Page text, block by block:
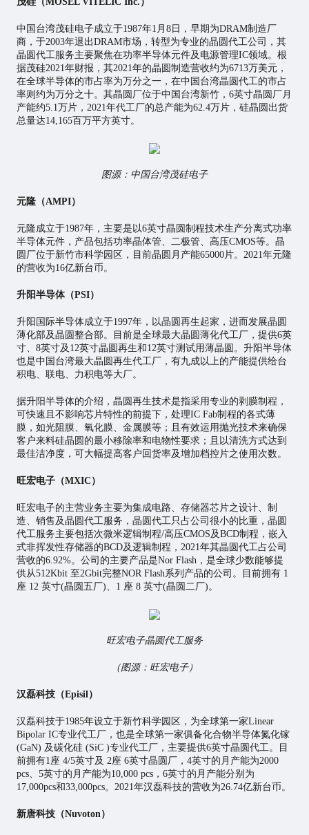
中国台湾茂硅电子成立于1987年1月8日，早期为DRAM制造厂
商，于2003年退出DRAM市场，转型为专业的晶圆代工公司，其
晶圆代工服务主要聚焦在功率半导体元件及电源管理IC领域。根
据茂硅2021年财报，其2021年的晶圆制造营收约为6713万美元，
在全球半导体的市占率为万分之一，在中国台湾晶圆代工的市占
率则约为万分之十。其晶圆厂位于中国台湾新竹，6英寸晶圆厂月
产能约5.1万片，2021年代工厂的总产能为62.4万片，硅晶圆出货
总量达14,165百万平方英寸。
图源：中国台湾茂硅电子
元隆（AMPI）
元隆成立于1987年，主要是以6英寸晶圆制程技术生产分离式功率
半导体元件，产品包括功率晶体管、二极管、高压CMOS等。晶
圆厂位于新竹市科学园区，目前晶圆月产能65000片。2021年元隆
的营收为16亿新台币。
升阳半导体（PSI）
升阳国际半导体成立于1997年，以晶圆再生起家，进而发展晶圆
薄化部及晶圆整合部。目前是全球最大晶圆薄化代工厂，提供6英
寸、8英寸及12英寸晶圆再生和12英寸测试用薄晶圆。升阳半导体
也是中国台湾最大晶圆再生代工厂，有九成以上的产能提供给台
积电、联电、力积电等大厂。
据升阳半导体的介绍，晶圆再生技术是指采用专业的剥膜制程，
可快速且不影响芯片特性的前提下，处理IC Fab制程的各式薄
膜，如光阻膜、氧化膜、金属膜等；且有效运用抛光技术来确保
客户来料硅晶圆的最小移除率和电物性要求；且以清洗方式达到
最佳洁净度，可大幅提高客户回货率及增加档控片之使用次数。
旺宏电子（MXIC）
旺宏电子的主营业务主要为集成电路、存储器芯片之设计、制
造、销售及晶圆代工服务，晶圆代工只占公司很小的比重，晶圆
代工服务主要包括次微米逻辑制程/高压CMOS及BCD制程，嵌入
式非挥发性存储器的BCD及逻辑制程，2021年其晶圆代工占公司
营收的6.92%。公司的主要产品是Nor Flash，是全球少数能够提
供从512Kbit 至2Gbit完整NOR Flash系列产品的公司。目前拥有 1
座 12 英寸(晶圆五厂)、1 座 8 英寸(晶圆二厂)。
旺宏电子晶圆代工服务
（图源：旺宏电子）
汉磊科技（Episil）
汉磊科技于1985年设立于新竹科学园区，为全球第一家Linear
Bipolar IC专业代工厂，也是全球第一家俱备化合物半导体氮化镓
(GaN) 及碳化硅 (SiC )专业代工厂，主要提供6英寸晶圆代工。目
前拥有1座 4/5英寸及 2座 6英寸晶圆厂，4英寸的月产能为2000
pcs、5英寸的月产能为10,000 pcs，6英寸的月产能分别为
17,000pcs和33,000pcs。2021年汉磊科技的营收为26.74亿新台币。
新唐科技（Nuvoton）